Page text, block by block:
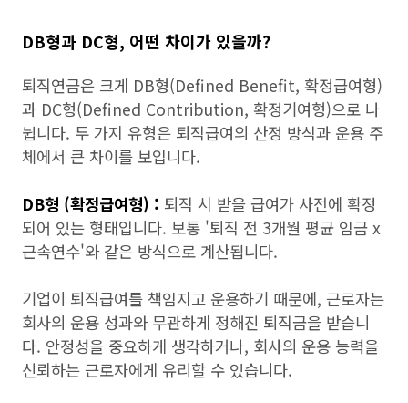
DB형과 DC형, 어떤 차이가 있을까?
퇴직연금은 크게 DB형(Defined Benefit, 확정급여형)
과 DC형(Defined Contribution, 확정기여형)으로 나
뉩니다. 두 가지 유형은 퇴직급여의 산정 방식과 운용 주
체에서 큰 차이를 보입니다.
DB형 (확정급여형) : 퇴직 시 받을 급여가 사전에 확정
되어 있는 형태입니다. 보통 '퇴직 전 3개월 평균 임금 x
근속연수'와 같은 방식으로 계산됩니다.
기업이 퇴직급여를 책임지고 운용하기 때문에, 근로자는
회사의 운용 성과와 무관하게 정해진 퇴직금을 받습니
다. 안정성을 중요하게 생각하거나, 회사의 운용 능력을
신뢰하는 근로자에게 유리할 수 있습니다.